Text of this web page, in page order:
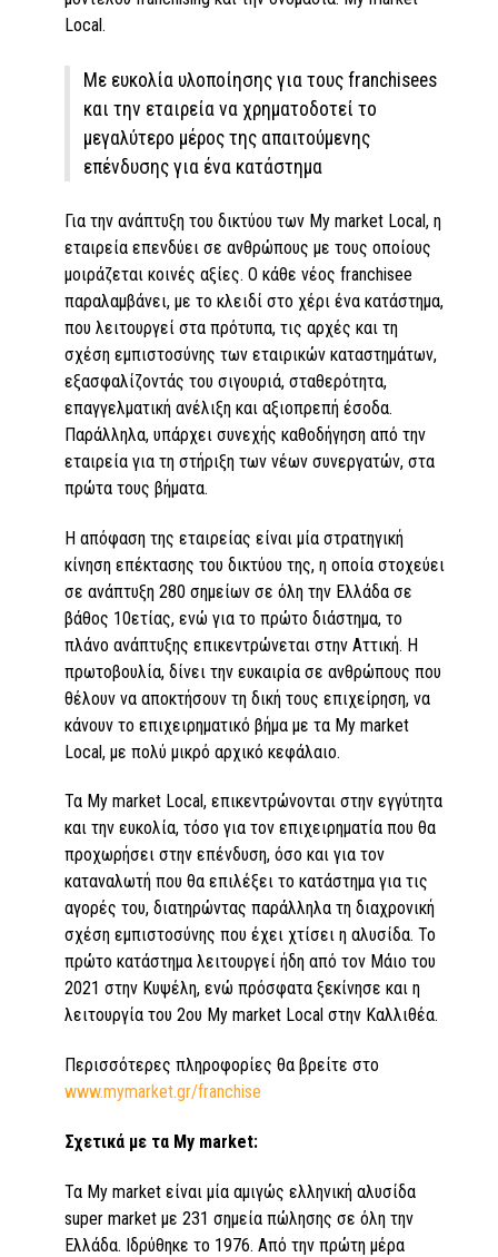
Local.
Με ευκολία υλοποίησης για τους franchisees
και την εταιρεία να χρηματοδοτεί το
μεγαλύτερο μέρος της απαιτούμενης
επένδυσης για ένα κατάστημα
Για την ανάπτυξη του δικτύου των My market Local, η
εταιρεία επενδύει σε ανθρώπους με τους οποίους
μοιράζεται κοινές αξίες. Ο κάθε νέος franchisee
παραλαμβάνει, με το κλειδί στο χέρι ένα κατάστημα,
που λειτουργεί στα πρότυπα, τις αρχές και τη
σχέση εμπιστοσύνης των εταιρικών καταστημάτων,
εξασφαλίζοντάς του σιγουριά, σταθερότητα,
επαγγελματική ανέλιξη και αξιοπρεπή έσοδα.
Παράλληλα, υπάρχει συνεχής καθοδήγηση από την
εταιρεία για τη στήριξη των νέων συνεργατών, στα
πρώτα τους βήματα.
Η απόφαση της εταιρείας είναι μία στρατηγική
κίνηση επέκτασης του δικτύου της, η οποία στοχεύει
σε ανάπτυξη 280 σημείων σε όλη την Ελλάδα σε
βάθος 10ετίας, ενώ για το πρώτο διάστημα, το
πλάνο ανάπτυξης επικεντρώνεται στην Αττική. Η
πρωτοβουλία, δίνει την ευκαιρία σε ανθρώπους που
θέλουν να αποκτήσουν τη δική τους επιχείρηση, να
κάνουν το επιχειρηματικό βήμα με τα My market
Local, με πολύ μικρό αρχικό κεφάλαιο.
Τα My market Local, επικεντρώνονται στην εγγύτητα
και την ευκολία, τόσο για τον επιχειρηματία που θα
προχωρήσει στην επένδυση, όσο και για τον
καταναλωτή που θα επιλέξει το κατάστημα για τις
αγορές του, διατηρώντας παράλληλα τη διαχρονική
σχέση εμπιστοσύνης που έχει χτίσει η αλυσίδα. Το
πρώτο κατάστημα λειτουργεί ήδη από τον Μάιο του
2021 στην Κυψέλη, ενώ πρόσφατα ξεκίνησε και η
λειτουργία του 2ου My market Local στην Καλλιθέα.
Περισσότερες πληροφορίες θα βρείτε στο
www.mymarket.gr/franchise
Σχετικά με τα My market:
Τα My market είναι μία αμιγώς ελληνική αλυσίδα
super market με 231 σημεία πώλησης σε όλη την
Ελλάδα. Ιδρύθηκε το 1976. Από την πρώτη μέρα